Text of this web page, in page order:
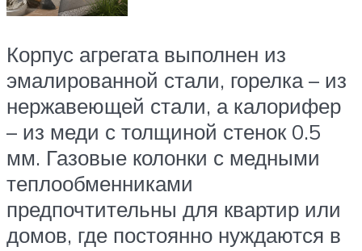
Корпус агрегата выполнен из
эмалированной стали, горелка – из
нержавеющей стали, а калорифер
– из меди с толщиной стенок 0.5
мм. Газовые колонки с медными
теплообменниками
предпочтительны для квартир или
домов, где постоянно нуждаются в